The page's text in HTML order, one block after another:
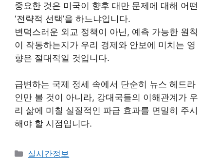
중요한 것은 미국이 향후 대만 문제에 대해 어떤
‘전략적 선택’을 하느냐입니다.
변덕스러운 외교 정책이 아닌, 예측 가능한 원칙
이 작동하는지가 우리 경제와 안보에 미치는 영
향은 절대적일 것입니다.
급변하는 국제 정세 속에서 단순히 뉴스 헤드라
인만 볼 것이 아니라, 강대국들의 이해관계가 우
리 삶에 미칠 실질적인 파급 효과를 면밀히 주시
해야 할 시점입니다.
Categories
실시간정보